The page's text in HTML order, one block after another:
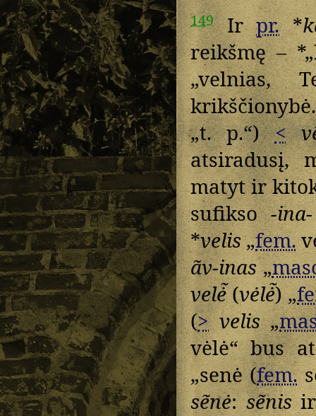
149Irpr.*
reikšmę –
„velnias,
„t. p.“)<
atsiradusį,
matyt ir
sufikso-ina-
*velis„fem.
ãv-inas„
velė̃(vėlė̃) „
(> velis„
vėlė“ bus
„senė (fem.
sẽnė:sẽnis